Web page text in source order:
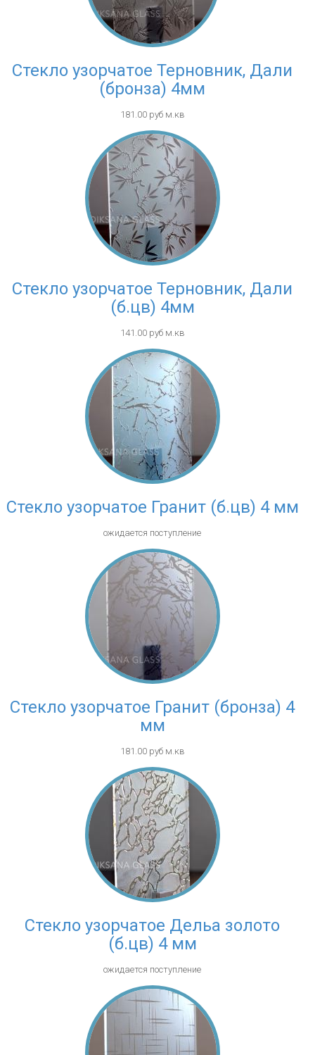
Стекло узорчатое Терновник, Дали
(бронза) 4мм
181.00 руб м.кв
Стекло узорчатое Терновник, Дали
(б.цв) 4мм
141.00 руб м.кв
Стекло узорчатое Гранит (б.цв) 4 мм
ожидается поступление
Стекло узорчатое Гранит (бронза) 4
мм
181.00 руб м.кв
Стекло узорчатое Дельа золото
(б.цв) 4 мм
ожидается поступление